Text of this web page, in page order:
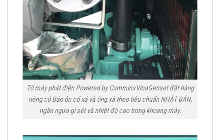
Tổ máy phát điện Powered by CumminsVinaGenset đặt hàng
riêng có Bảo ôn cổ xả và ống xả theo tiêu chuẩn NHẬT BẢN,
ngăn ngừa gỉ sét và nhiệt độ cao trong khoang máy.